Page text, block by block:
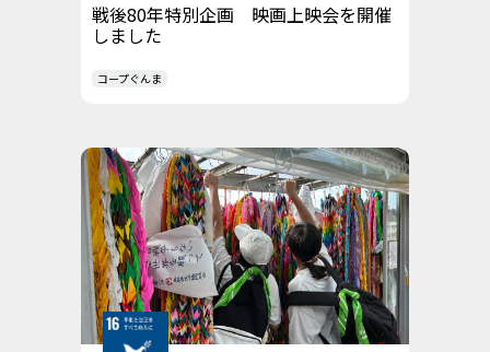
戦後80年特別企画 映画上映会を開催
しました
コープぐんま